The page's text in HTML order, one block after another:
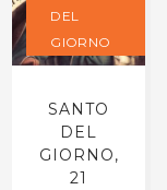
DEL
GIORNO
SANTO
DEL
GIORNO,
21